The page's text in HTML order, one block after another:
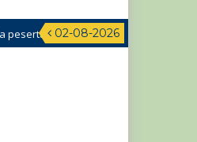
02-08-2026
didik hampir penuh. Silakan